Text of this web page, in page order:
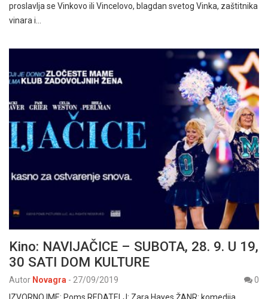
proslavlja se Vinkovo ili Vincelovo, blagdan svetog Vinka, zaštitnika
vinara i…
Kino: NAVIJAČICE – SUBOTA, 28. 9. U 19,
30 SATI DOM KULTURE
Autor Novagra - 27/09/2019
0